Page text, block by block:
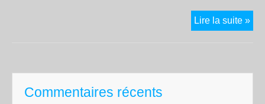
Lire la suite »
Commentaires récents